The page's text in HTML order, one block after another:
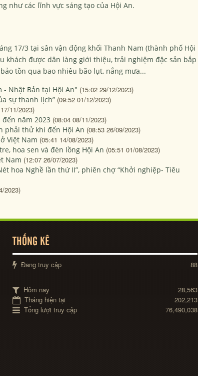
như các lĩnh vực sáng tạo của Hội An.
17/3 tại sân vận động khối Thanh Nam (thành phố Hội
khách được dân làng giới thiệu, trải nghiệm đặc sản bắp
tồn qua bao nhiêu bão lụt, nắng mưa...
- Nhật Bản tại Hội An" (15:02 29/12/2023)
sự thanh lịch” (09:52 01/12/2023)
11/2023)
đến năm 2023 (08:04 08/11/2023)
phải thử khi đến Hội An (08:53 26/09/2023)
Việt Nam (05:41 14/08/2023)
hoa sen và đèn lồng Hội An (05:51 01/08/2023)
Nam (12:07 26/07/2023)
hoa Nghề lần thứ II”, phiên chợ “Khởi nghiệp- Tiêu
2023)
THỐNG KÊ
Đang truy cập 88
Hôm nay
28,563
Tháng hiện tại
202,213
Tổng lượt truy cập
76,490,038